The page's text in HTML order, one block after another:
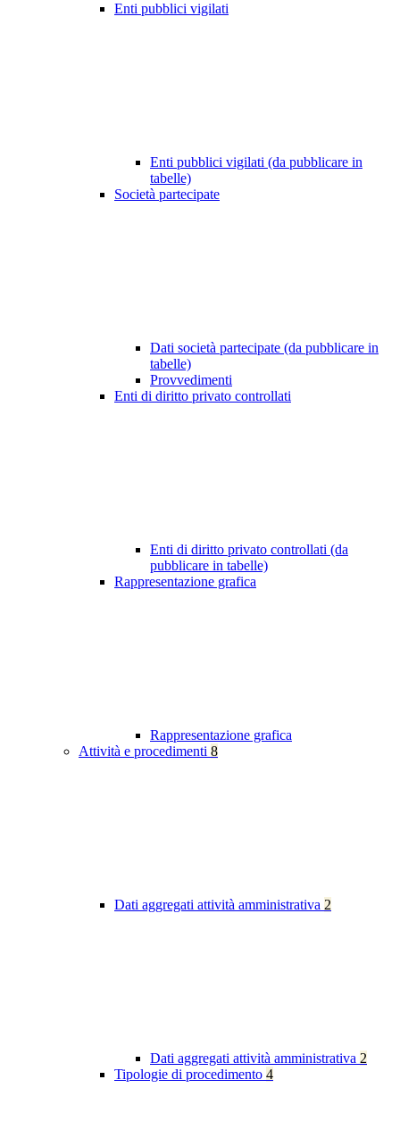
Enti pubblici vigilati
Enti pubblici vigilati (da pubblicare in
tabelle)
Società partecipate
Dati società partecipate (da pubblicare in
tabelle)
Provvedimenti
Enti di diritto privato controllati
Enti di diritto privato controllati (da
pubblicare in tabelle)
Rappresentazione grafica
Rappresentazione grafica
Attività e procedimenti 8
Dati aggregati attività amministrativa 2
Dati aggregati attività amministrativa 2
Tipologie di procedimento 4